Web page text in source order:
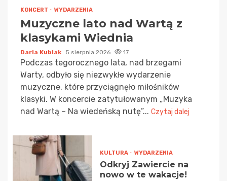
KONCERT WYDARZENIA
Muzyczne lato nad Wartą z
klasykami Wiednia
Daria Kubiak 5 sierpnia 2026 17
Podczas tegorocznego lata, nad brzegami
Warty, odbyło się niezwykłe wydarzenie
muzyczne, które przyciągnęło miłośników
klasyki. W koncercie zatytułowanym „Muzyka
nad Wartą – Na wiedeńską nutę”... Czytaj dalej
KULTURA WYDARZENIA
Odkryj Zawiercie na
nowo w te wakacje!